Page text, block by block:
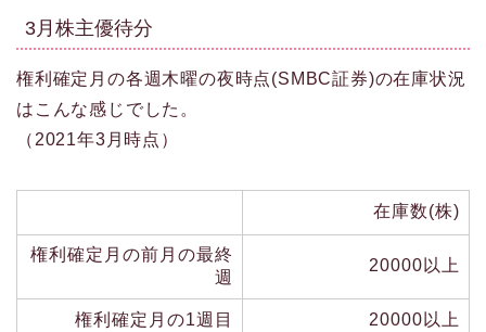
3月株主優待分
権利確定月の各週木曜の夜時点(SMBC証券)の在庫状況
はこんな感じでした。
（2021年3月時点）
在庫数(株)
権利確定月の前月の最終
週
20000以上
権利確定月の1週目 20000以上